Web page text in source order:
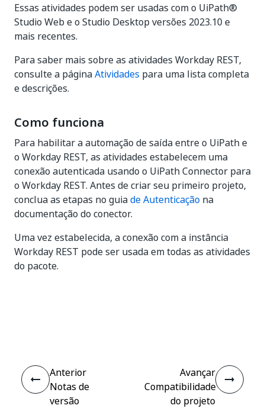
Essas atividades podem ser usadas com o UiPath®
Studio Web e o Studio Desktop versões 2023.10 e
mais recentes.
Para saber mais sobre as atividades Workday REST,
consulte a páginaAtividades para uma lista completa
e descrições.
Como funciona
Para habilitar a automação de saída entre o UiPath e
o Workday REST, as atividades estabelecem uma
conexão autenticada usando o UiPath Connector para
o Workday REST. Antes de criar seu primeiro projeto,
conclua as etapas no guiade Autenticação na
documentação do conector.
Uma vez estabelecida, a conexão com a instância
Workday REST pode ser usada em todas as atividades
do pacote.
Anterior
Notas de
versão
Avançar
Compatibilidade
do projeto